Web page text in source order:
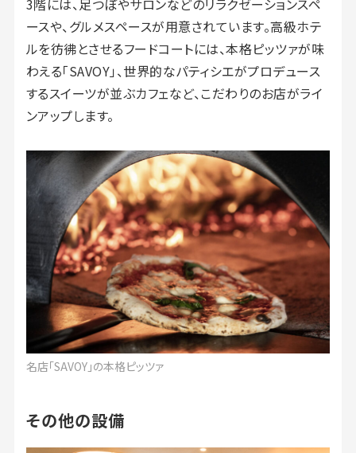
3階には、足つぼやサロンなどのリラクゼーションスペ
ースや、グルメスペースが用意されています。高級ホテ
ルを彷彿とさせるフードコートには、本格ピッツァが味
わえる「SAVOY」、世界的なパティシエがプロデュース
するスイーツが並ぶカフェなど、こだわりのお店がライ
ンアップします。
名店「SAVOY」の本格ピッツァ
その他の設備